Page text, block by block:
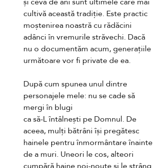
cultivă această tradiție. Este practic
moștenirea noastră cu rădăcini
adânci în vremurile străvechi. Dacă
nu o documentăm acum, generațiile
următoare vor fi private de ea.
După cum spunea unul dintre
personajele mele: nu se cade să
mergi în blugi
ca să-L întâlnești pe Domnul. De
aceea, mulți bătrâni își pregătesc
hainele pentru înmormântare înainte
de a muri. Uneori le cos, alteori